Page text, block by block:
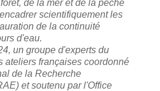
de la mer et de la pêche
scientifiquement les
de la continuité
d'eau.
un groupe d'experts du
ateliers françaises coordonné
de la Recherche
et soutenu par l'Office